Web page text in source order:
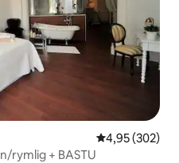
4,95 av 5 i
4,95 (302)
rymlig + BASTU